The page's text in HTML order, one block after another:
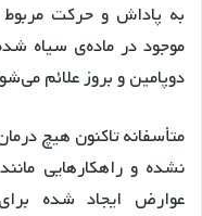
به پاداش و حرکت
موجود در ماده‌ی سیاه
دوپامین و بروز علائم
متأسفانه تاکنون هیچ
نشده و راهکارهایی
عوارض ایجاد شده